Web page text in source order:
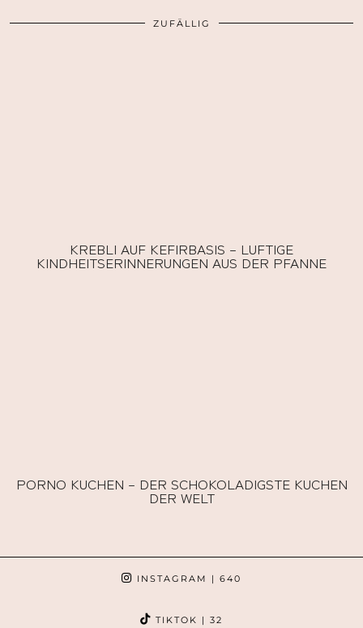
ZUFÄLLIG
KREBLI AUF KEFIRBASIS – LUFTIGE
KINDHEITSERINNERUNGEN AUS DER PFANNE
PORNO KUCHEN – DER SCHOKOLADIGSTE KUCHEN
DER WELT
INSTAGRAM | 640
TIKTOK | 32